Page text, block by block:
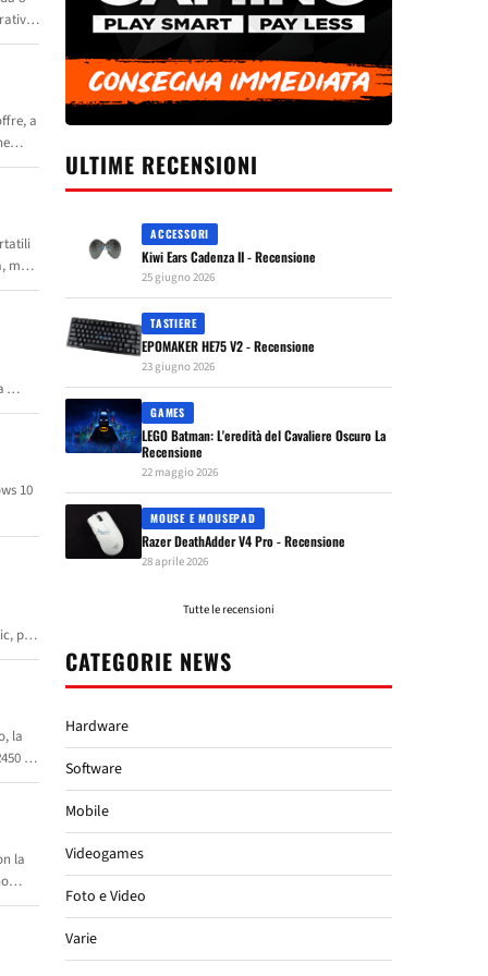
a
ma
10
per
linee
la
è
la
o
ULTIME RECENSIONI
ACCESSORI
Kiwi Ears Cadenza II - Recensione
25 giugno 2026
TASTIERE
EPOMAKER HE75 V2 - Recensione
23 giugno 2026
GAMES
LEGO Batman: L'eredità del Cavaliere Oscuro La
Recensione
22 maggio 2026
MOUSE E MOUSEPAD
Razer DeathAdder V4 Pro - Recensione
28 aprile 2026
Tutte le recensioni
CATEGORIE NEWS
Hardware
Software
Mobile
Videogames
Foto e Video
Varie